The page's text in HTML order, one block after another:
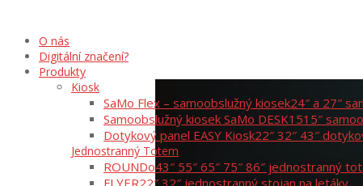
O nás
Digitální značení?
Produkty
Kiosk
SaMo Flex – samoobslužný kiosek24″ a 27″
Samoobslužný kiosek SaMo DESK1515″
Dotykový panel EASY Kiosk22″ 32″ 43″
Jednostranný Totem
ROUNDo43″ 55″ 65″ 75″ 86″ jednostranný
FLYER22″ 32″ jednostranný stojan na letáky